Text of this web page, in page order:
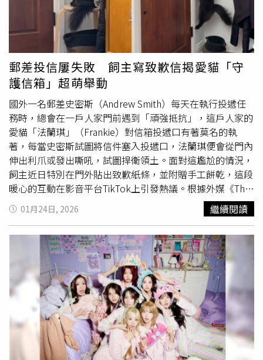
則是流行天后Lady Gaga的現身。她在片中毫不掩飾對寶可
夢的熱愛，親口點名最愛角色是「胖丁」，甚至直接對著鏡
頭唱起胖丁最經典的催眠安眠曲，童心未泯的模樣讓社群瞬
間暴動，影片一釋出就被瘋狂轉發。​(圖/Lady Gaga ig)從F1
到足球場，名人選擇全都超符合本人這支30週年廣告的卡司
橫跨音樂、體育與影視圈，每位名人的寶可夢選擇都巧妙呼
應個人特質。F1法拉利車隊當家車手Charles Leclerc選擇
了速度感十足的「風速狗」，完美對應他在賽道上的爆發
力；西甲巴塞隆納新生代足球金童Lamine Yamal則偏愛戰術
多變、能靈活應戰的傳說寶可夢「基格爾德」。南非喜劇演
員兼主持人Trevor Noah選了呆萌又常狀況外的「可達
鴨」，笑果十足；加拿大女演員Maitreyi Ramakrishnan鍾情
氣質神秘的「倫琴貓」，而饒舌歌手Young Miko則毫不意
外選了暗黑系人氣王「耿鬼」。 30週年企劃全面啟動，2月
27日才是真正重頭戲隨著超級盃廣告首播，也正式宣告
POKÉMON寶可夢30週年慶祝活動全面啟動。除了手遊《寶
可夢GO》將同步推出「What’s Your Favorite」主題活動
外，官方也預告「Pokémon Day Out」與「Pokémon
Night Out」等大型企劃正在籌備中。外界普遍認為，真正
的驚喜將留到2月27日的「Pokémon Day」當天一次揭曉，
新作情報、跨界合作與紀念內容都有機會同步登場。全球名
人最愛寶可夢一次看Lady Gaga：胖丁Trevor Noah：可達
鴨Jisoo：伊布Charles Leclerc：風速狗Lamine Yamal：基
格爾德Maitreyi Ramakrishnan：倫琴貓
郵差投信屢失敗 飼主寫致歉信揭愛貓「守
護信箱」超萌舉動
國外一名郵差史密斯（Andrew Smith）每天在執行投遞任
務時，總會在一戶人家門前遇到「頑強抵抗」，這戶人家的
愛貓「法蘭琪」（Frankie）對信箱投遞口有著莫名的執
著，每當史密斯試圖將信件塞入投遞口，法蘭琪便會從門內
伸出利爪或發出嘶吼，試圖捍衛領土。面對這尷尬的情況，
飼主近日特別在門外貼出致歉紙條，並附贈手工餅乾，這段
暖心的互動在影音平台TikTok上引發熱議。根據外媒《The
dodo》報導，法蘭琪的飼主透過監視器發現，每當郵差史
密斯靠近家門口，家中的法蘭琪就會跳上特製的小凳子，蹲
守在信箱口嚴陣以待。飼主笑稱，法蘭琪已經對這場「送信
攻防戰」充滿使命感，甚至將其視為日常守護領土的重要任
務。然而郵差史密斯的專業與耐心更讓飼主感動，他不僅未
對貓咪的挑釁感到不耐，反而溫柔地包容法蘭琪的打擾，仍
有條不紊地完成投遞工作。為了感謝史密斯的包容，飼主特
別寫了一張紙條放置於門口，「郵差先生您好！對法蘭琪的
無理行為感到非常抱歉，雖然她很瘋狂，但也非常可愛。我
們想請教您的姓名與喜愛的餅乾口味，以表達誠摯的謝
意！」史密斯隨後也大方回信，表示自己最喜歡「白巧克力
01月24日, 2026 繼續閱讀